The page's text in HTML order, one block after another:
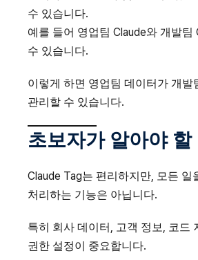
수 있습니다.
예를 들어 영업팀 Claude와 개발팀
수 있습니다.
이렇게 하면 영업팀 데이터가 개발
관리할 수 있습니다.
초보자가 알아야 할
Claude Tag는 편리하지만, 모든 일
처리하는 기능은 아닙니다.
특히 회사 데이터, 고객 정보, 코드
권한 설정이 중요합니다.